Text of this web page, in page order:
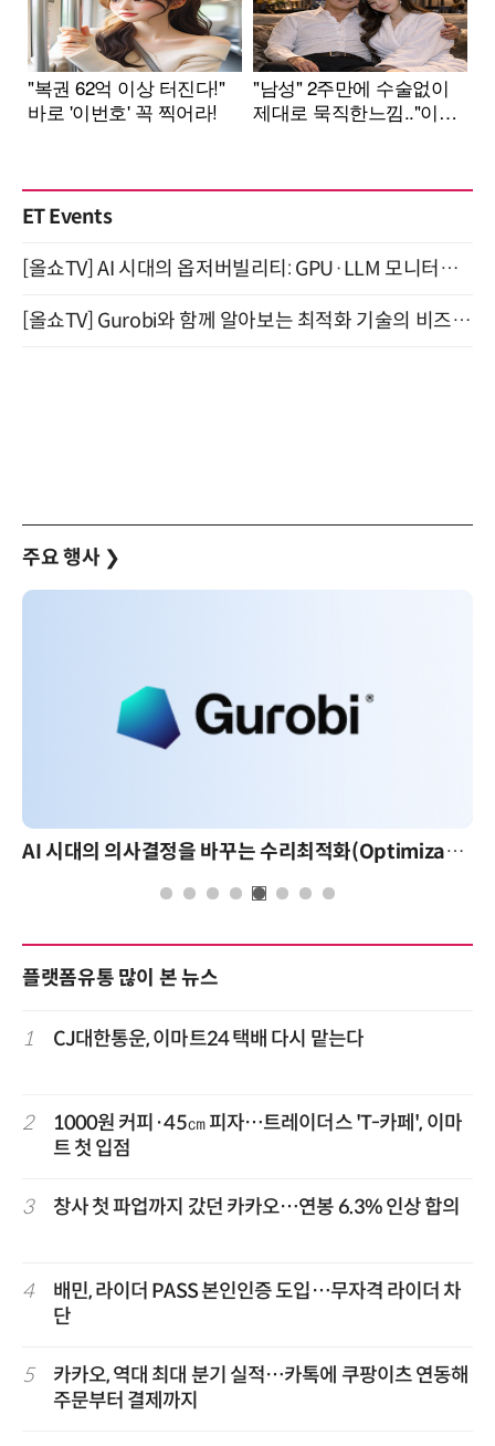
ET Events
[올쇼TV] AI 시대의 옵저버빌리티: GPU·LLM 모니터링부터 AI 기반 장애 대응까지 (8/11 생방송)
[올쇼TV] Gurobi와 함께 알아보는 최적화 기술의 비즈니스 활용 (8월 20일 생방송)
주요 행사 ❯
AI 시대의 의사결정을 바꾸는 수리최적화(Optimization): 실제 산업 적용 사례와 활용 전략
플랫폼유통 많이 본 뉴스
1 CJ대한통운, 이마트24 택배 다시 맡는다
2
1000원 커피·45㎝ 피자…트레이더스 'T-카페', 이마
트 첫 입점
3 창사 첫 파업까지 갔던 카카오…연봉 6.3% 인상 합의
4
배민, 라이더 PASS 본인인증 도입…무자격 라이더 차
단
5
카카오, 역대 최대 분기 실적…카톡에 쿠팡이츠 연동해
주문부터 결제까지